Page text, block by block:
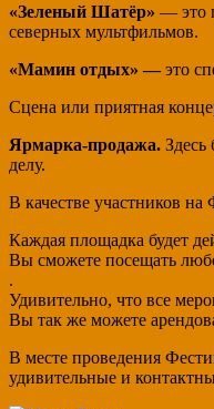
«Зеленый Шатёр» — это
северных мультфильмов.
«Мамин отдых» —это
Сцена или приятная
Ярмарка-продажа. Здесь
делу.
В качестве участников
Каждая площадка будет
Вы сможете посещать
.
Удивительно, что все
Вы так же можете
В месте проведения
удивительные и